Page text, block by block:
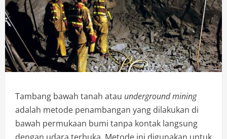
Tambang bawah tanah atau underground mining
adalah metode penambangan yang dilakukan di
bawah permukaan bumi tanpa kontak langsung
dengan udara terbuka. Metode ini digunakan untuk